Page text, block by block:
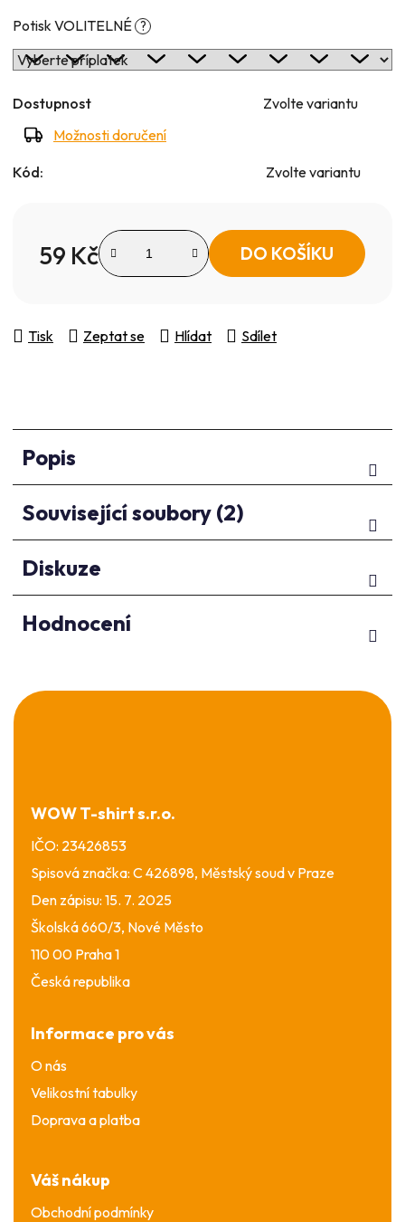
Potisk VOLITELNÉ ?
Dostupnost
Zvolte variantu
Možnosti doručení
Kód: Zvolte variantu
59 Kč
Měrná cena:
DO KOŠÍKU
Tisk Zeptat se Hlídat Sdílet
Popis
Související soubory (2)
Diskuze
Hodnocení
Z
á
WOW T-shirt s.r.o.
IČO: 23426853
Spisová značka: C 426898, Městský soud v Praze
Den zápisu: 15. 7. 2025
Školská 660/3, Nové Město
110 00 Praha 1
Česká republika
Informace pro vás
O nás
Velikostní tabulky
Doprava a platba
Váš nákup
Obchodní podmínky